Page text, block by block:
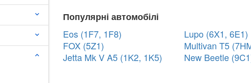
keyboard_arrow_down
keyboard_arrow_down
keyboard_arrow_down
Популярні автомобілі
Eos (1F7, 1F8)
FOX (5Z1)
Jetta Mk V A5 (1K2, 1K5)
Lupo (6X1, 6E1)
Multivan T5
New Beetle